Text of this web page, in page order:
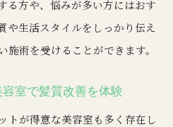
る方や、悩みが多い方にはおす
や生活スタイルをしっかり伝え
術を受けることができます。
室で髪質改善を体験
トが得意な美容室も多く存在し